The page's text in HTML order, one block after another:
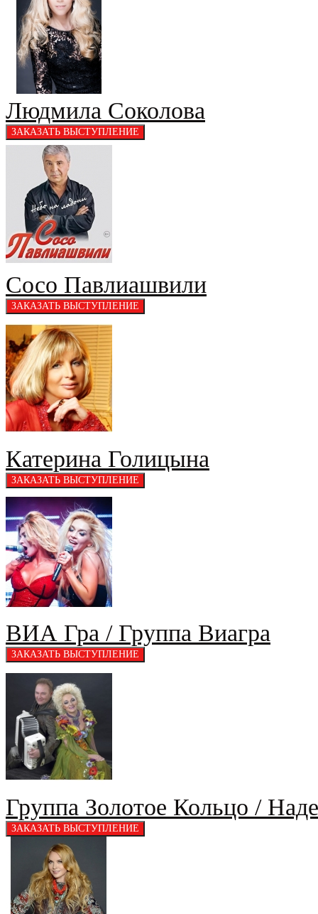
Людмила Соколова
Сосо Павлиашвили
Катерина Голицына
ВИА Гра / Группа Виагра
Группа Золотое Кольцо /